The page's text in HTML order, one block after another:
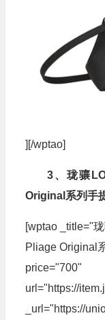
][/wptao]
3、珑骧
Original系列手
[wptao _title="
Pliage Original
price="700"
url="https://
_url="https://